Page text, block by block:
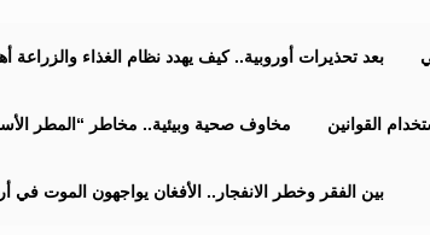
بعد تحذيرات أوروبية.. كيف يهدد نظام الغذاء والزراعة أهداف
مخاوف صحية وبيئية.. مخاطر “المطر القوانين
بين الفقر وخطر الانفجار.. الأفغان يواجهون الموت في